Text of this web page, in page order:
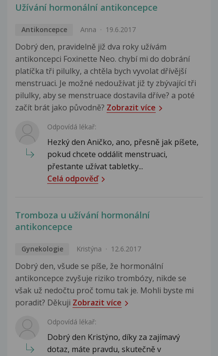
Užívání hormonální antikoncepce
Antikoncepce Anna 19.6.2017
Dobrý den, pravidelně již dva roky užívám
antikoncepci Foxinette Neo. chybí mi do dobrání
platíčka tři pilulky, a chtěla bych vyvolat dřívější
menstruaci. Je možné nedoužívat již ty zbývající tři
pilulky, aby se menstruace dostavila dříve? a poté
začít brát jako původně? Zobrazit více
Odpovídá lékař:
Hezký den Aničko, ano, přesně jak píšete,
pokud chcete oddálit menstruaci,
přestante užívat tabletky...
Celá odpověď
Tromboza u užívání hormonální
antikoncepce
Gynekologie Kristýna 12.6.2017
Dobrý den, všude se píše, že hormonální
antikoncepce zvyšuje riziko trombózy, nikde se
však už nedočtu proč tomu tak je. Mohli byste mi
poradit? Děkuji Zobrazit více
Odpovídá lékař:
Dobrý den Kristýno, díky za zajímavý
dotaz, máte pravdu, skutečně v